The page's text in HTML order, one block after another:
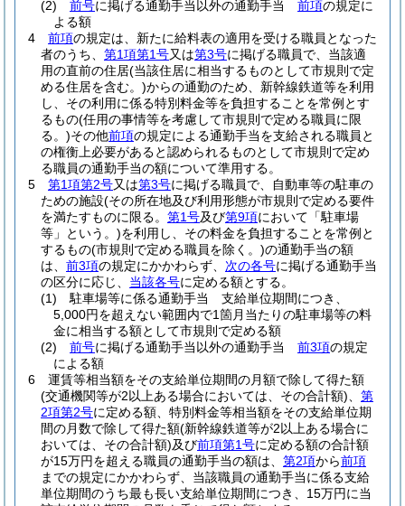
(2)
前号に掲げる通勤手当以外の通勤手当 前項の規定に
よる額
4
前項の規定は、新たに給料表の適用を受ける職員となった
者のうち、 第1項第1号又は第3号に掲げる職員で、当該適
用の直前の住居(当該住居に相当するものとして市規則で定
める住居を含む。)からの通勤のため、新幹線鉄道等を利用
し、その利用に係る特別料金等を負担することを常例とす
るもの(任用の事情等を考慮して市規則で定める職員に限
る。)その他前項の規定による通勤手当を支給される職員と
の権衡上必要があると認められるものとして市規則で定め
る職員の通勤手当の額について準用する。
5
第1項第2号又は第3号に掲げる職員で、自動車等の駐車の
ための施設(その所在地及び利用形態が市規則で定める要件
を満たすものに限る。 第1号及び第9項において「駐車場
等」という。)を利用し、その料金を負担することを常例と
するもの(市規則で定める職員を除く。)の通勤手当の額
は、 前3項の規定にかかわらず、 次の各号に掲げる通勤手当
の区分に応じ、 当該各号に定める額とする。
(1)
駐車場等に係る通勤手当 支給単位期間につき、
5,000円を超えない範囲内で1箇月当たりの駐車場等の料
金に相当する額として市規則で定める額
(2)
前号に掲げる通勤手当以外の通勤手当 前3項の規定
による額
6
運賃等相当額をその支給単位期間の月額で除して得た額
(交通機関等が2以上ある場合においては、その合計額)
第
2項第2号に定める額、特別料金等相当額をその支給単位期
間の月数で除して得た額(新幹線鉄道等が2以上ある場合に
おいては、その合計額)及び前項第1号に定める額の合計額
が15万円を超える職員の通勤手当の額は、 第2項から前項
までの規定にかかわらず、当該職員の通勤手当に係る支給
単位期間のうち最も長い支給単位期間につき、15万円に当